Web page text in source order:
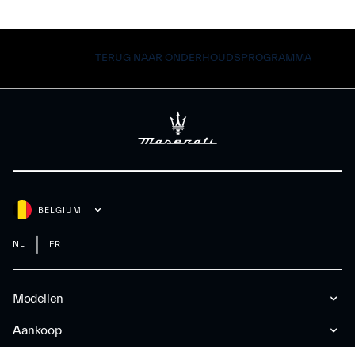
TERUG NAAR ONDERHOUDSPROGRAMMA
Modellen
Aankoop
BELGIUM
NL FR